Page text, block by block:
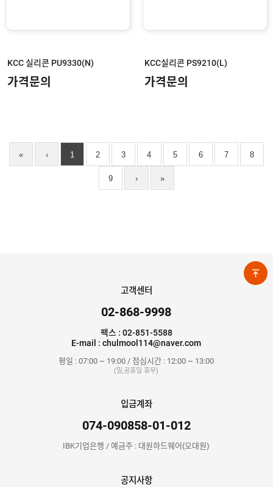
KCC 실리콘 PU9330(N)
가격문의
KCC실리콘 PS9210(L)
가격문의
« ‹ 1 2 3 4 5 6 7 8
9 › »
고객센터
02-868-9998
팩스 : 02-851-5588
E-mail : chulmool114@naver.com
평일 : 07:00 ~ 19:00 / 점심시간 : 12:00 ~ 13:00
(일,공휴일 휴무)
입금계좌
074-090858-01-012
IBK기업은행 / 예금주 : 대원하드웨어(오대원)
공지사항